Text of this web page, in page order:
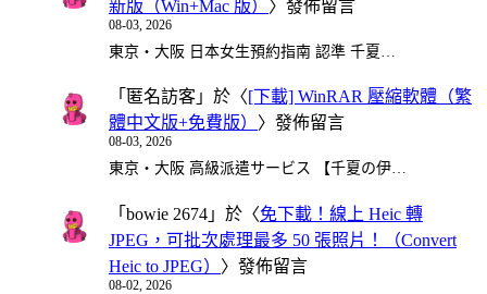
新版（Win+Mac 版） 〉發佈留言
08-03, 2026
東京・大阪 日本女生預約指南 認準 千夏…
「 匿名訪客 」於〈[下載] WinRAR 壓縮軟體（繁
體中文版+免費版） 〉發佈留言
08-03, 2026
東京・大阪 高級派遣サービス 【千夏の伊…
「 bowie 2674 」於〈免下載！線上 Heic 轉
JPEG，可批次處理最多 50 張照片！（Convert
Heic to JPEG） 〉發佈留言
08-02, 2026